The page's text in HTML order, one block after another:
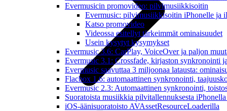
Evermusicin promovideo: pilvimusiikkisoitin
Evermusic: pilvimusiikkisoitin iPhonelle ja
Katso promovideo
Videossa esitellyt tärkeimmät ominaisuudet
Usein kysytyt kysymykset
Evermusic 3.6: CarPlay, VoiceOver ja paljon
Evermusic 3.1: Crossfade, kirjaston synkronointi
Evermusic saavuttaa 3 miljoonaa latausta:
Flacbox 1.6: automaattinen synkronointi,
Evermusic 2.3: Automaattinen synkronointi,
Suoratoista musiikkia pilvitallennuksesta
iOS-äänisuoratoisto AVAssetResourceLoaderilla